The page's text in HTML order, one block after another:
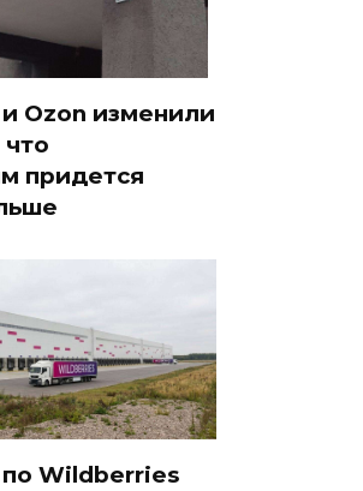
Ozon изменили
что
придется
Wildberries